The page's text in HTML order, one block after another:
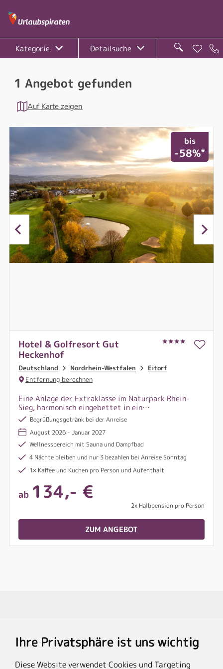
Ihre Privatsphäre ist uns wichtig
Diese Website verwendet Cookies und Targeting
Kategorie Detailsuche
1 Angebot gefunden
Auf Karte zeigen
bis
-58%*
Hotel & Golfresort Gut
Heckenhof
Deutschland Nordrhein-Westfalen
Eitorf
Entfernung berechnen
Eine Anlage der Extraklasse im Naturpark Rhein-
Sieg, harmonisch eingebettet in ein
Landschaftsschutzgebiet mit traumhaften
Fernblicken, ohne störende Außeneinflüsse
Begrüßungsgetränk bei der Anreise
August 2026 - Januar 2027
Wellnessbereich mit Sauna und Dampfbad
4 Nächte bleiben und nur 3 bezahlen bei Anreise Sonntag
1× Kaffee und Kuchen pro Person und Aufenthalt
ab 134,- €
2x Halbpension pro Person
ZUM ANGEBOT
Rechtliches